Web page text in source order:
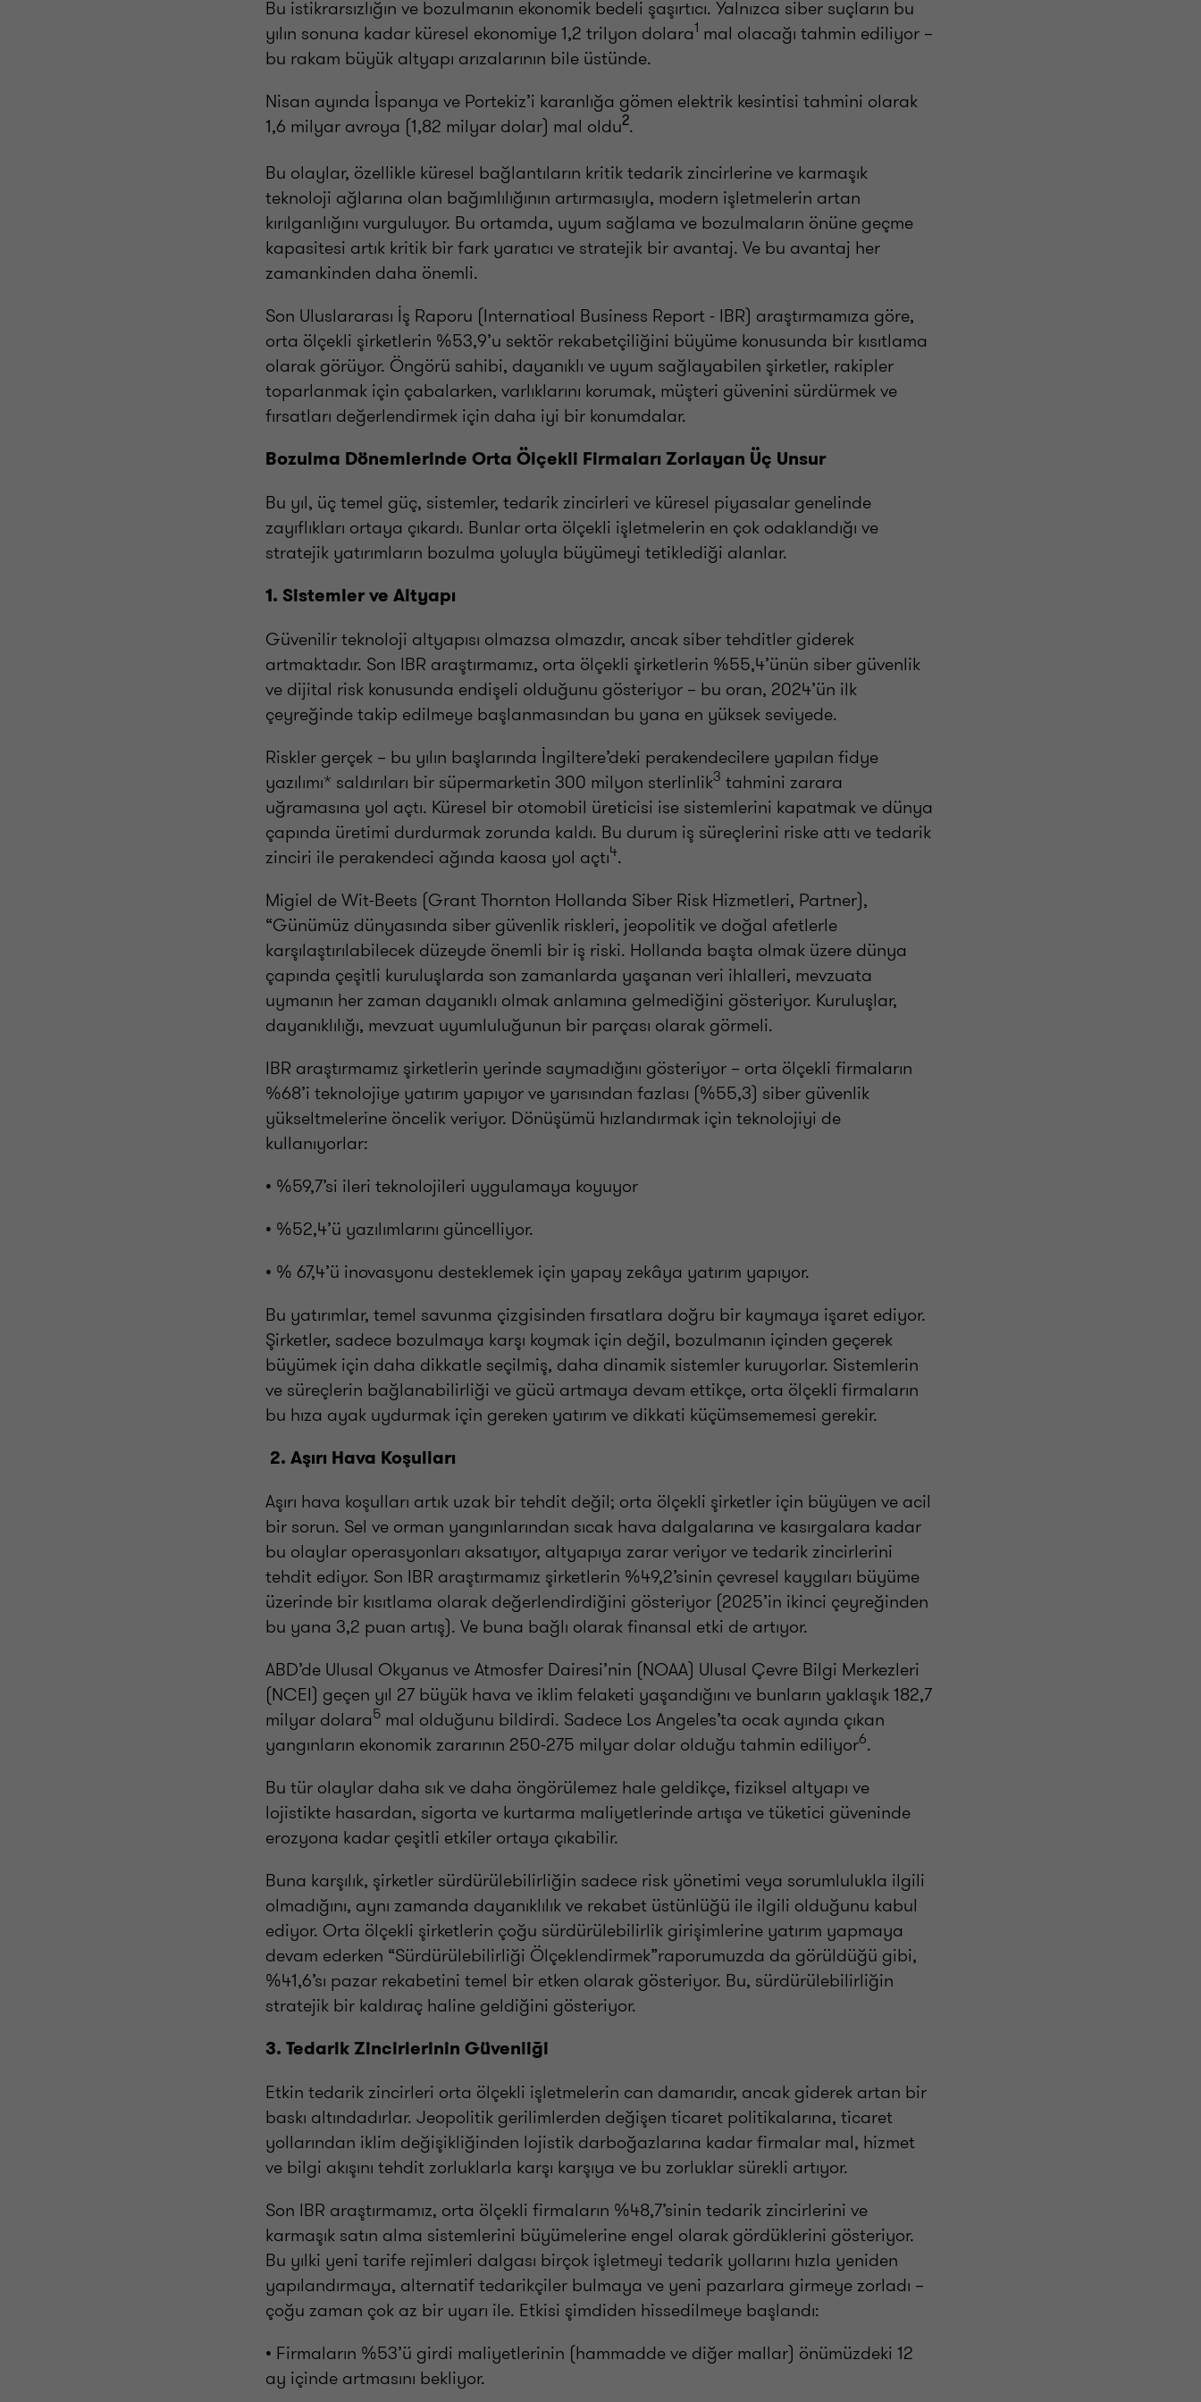
Bu istikrarsızlığın ve bozulmanın ekonomik bedeli şaşırtıcı. Yalnızca siber suçların bu
yılın sonuna kadar küresel ekonomiye 1,2 trilyon dolara1 mal olacağı tahmin ediliyor –
bu rakam büyük altyapı arızalarının bile üstünde.
Nisan ayında İspanya ve Portekiz’i karanlığa gömen elektrik kesintisi tahmini olarak
1,6 milyar avroya (1,82 milyar dolar) mal oldu2.
Bu olaylar, özellikle küresel bağlantıların kritik tedarik zincirlerine ve karmaşık
teknoloji ağlarına olan bağımlılığının artırmasıyla, modern işletmelerin artan
kırılganlığını vurguluyor. Bu ortamda, uyum sağlama ve bozulmaların önüne geçme
kapasitesi artık kritik bir fark yaratıcı ve stratejik bir avantaj. Ve bu avantaj her
zamankinden daha önemli.
Son Uluslararası İş Raporu (Internatioal Business Report - IBR) araştırmamıza göre,
orta ölçekli şirketlerin %53,9’u sektör rekabetçiliğini büyüme konusunda bir kısıtlama
olarak görüyor. Öngörü sahibi, dayanıklı ve uyum sağlayabilen şirketler, rakipler
toparlanmak için çabalarken, varlıklarını korumak, müşteri güvenini sürdürmek ve
fırsatları değerlendirmek için daha iyi bir konumdalar.
Bozulma Dönemlerinde Orta Ölçekli Firmaları Zorlayan Üç Unsur
Bu yıl, üç temel güç, sistemler, tedarik zincirleri ve küresel piyasalar genelinde
zayıflıkları ortaya çıkardı. Bunlar orta ölçekli işletmelerin en çok odaklandığı ve
stratejik yatırımların bozulma yoluyla büyümeyi tetiklediği alanlar.
1. Sistemler ve Altyapı
Güvenilir teknoloji altyapısı olmazsa olmazdır, ancak siber tehditler giderek
artmaktadır. Son IBR araştırmamız, orta ölçekli şirketlerin %55,4’ünün siber güvenlik
ve dijital risk konusunda endişeli olduğunu gösteriyor – bu oran, 2024’ün ilk
çeyreğinde takip edilmeye başlanmasından bu yana en yüksek seviyede.
Riskler gerçek – bu yılın başlarında İngiltere’deki perakendecilere yapılan fidye
yazılımı* saldırıları bir süpermarketin 300 milyon sterlinlik3 tahmini zarara
uğramasına yol açtı. Küresel bir otomobil üreticisi ise sistemlerini kapatmak ve dünya
çapında üretimi durdurmak zorunda kaldı. Bu durum iş süreçlerini riske attı ve tedarik
zinciri ile perakendeci ağında kaosa yol açtı4.
Migiel de Wit-Beets (Grant Thornton Hollanda Siber Risk Hizmetleri, Partner),
“Günümüz dünyasında siber güvenlik riskleri, jeopolitik ve doğal afetlerle
karşılaştırılabilecek düzeyde önemli bir iş riski. Hollanda başta olmak üzere dünya
çapında çeşitli kuruluşlarda son zamanlarda yaşanan veri ihlalleri, mevzuata
uymanın her zaman dayanıklı olmak anlamına gelmediğini gösteriyor. Kuruluşlar,
dayanıklılığı, mevzuat uyumluluğunun bir parçası olarak görmeli.
IBR araştırmamız şirketlerin yerinde saymadığını gösteriyor – orta ölçekli firmaların
%68’i teknolojiye yatırım yapıyor ve yarısından fazlası (%55,3) siber güvenlik
yükseltmelerine öncelik veriyor. Dönüşümü hızlandırmak için teknolojiyi de
kullanıyorlar:
• %59,7’si ileri teknolojileri uygulamaya koyuyor
• %52,4’ü yazılımlarını güncelliyor.
• % 67,4’ü inovasyonu desteklemek için yapay zekâya yatırım yapıyor.
Bu yatırımlar, temel savunma çizgisinden fırsatlara doğru bir kaymaya işaret ediyor.
Şirketler, sadece bozulmaya karşı koymak için değil, bozulmanın içinden geçerek
büyümek için daha dikkatle seçilmiş, daha dinamik sistemler kuruyorlar. Sistemlerin
ve süreçlerin bağlanabilirliği ve gücü artmaya devam ettikçe, orta ölçekli firmaların
bu hıza ayak uydurmak için gereken yatırım ve dikkati küçümsememesi gerekir.
2. Aşırı Hava Koşulları
Aşırı hava koşulları artık uzak bir tehdit değil; orta ölçekli şirketler için büyüyen ve acil
bir sorun. Sel ve orman yangınlarından sıcak hava dalgalarına ve kasırgalara kadar
bu olaylar operasyonları aksatıyor, altyapıya zarar veriyor ve tedarik zincirlerini
tehdit ediyor. Son IBR araştırmamız şirketlerin %49,2’sinin çevresel kaygıları büyüme
üzerinde bir kısıtlama olarak değerlendirdiğini gösteriyor (2025’in ikinci çeyreğinden
bu yana 3,2 puan artış). Ve buna bağlı olarak finansal etki de artıyor.
ABD’de Ulusal Okyanus ve Atmosfer Dairesi’nin (NOAA) Ulusal Çevre Bilgi Merkezleri
(NCEI) geçen yıl 27 büyük hava ve iklim felaketi yaşandığını ve bunların yaklaşık 182,7
milyar dolara5 mal olduğunu bildirdi. Sadece Los Angeles’ta ocak ayında çıkan
yangınların ekonomik zararının 250-275 milyar dolar olduğu tahmin ediliyor6.
Bu tür olaylar daha sık ve daha öngörülemez hale geldikçe, fiziksel altyapı ve
lojistikte hasardan, sigorta ve kurtarma maliyetlerinde artışa ve tüketici güveninde
erozyona kadar çeşitli etkiler ortaya çıkabilir.
Buna karşılık, şirketler sürdürülebilirliğin sadece risk yönetimi veya sorumlulukla ilgili
olmadığını, aynı zamanda dayanıklılık ve rekabet üstünlüğü ile ilgili olduğunu kabul
ediyor. Orta ölçekli şirketlerin çoğu sürdürülebilirlik girişimlerine yatırım yapmaya
devam ederken “Sürdürülebilirliği Ölçeklendirmek”raporumuzda da görüldüğü gibi,
%41,6’sı pazar rekabetini temel bir etken olarak gösteriyor. Bu, sürdürülebilirliğin
stratejik bir kaldıraç haline geldiğini gösteriyor.
3. Tedarik Zincirlerinin Güvenliği
Etkin tedarik zincirleri orta ölçekli işletmelerin can damarıdır, ancak giderek artan bir
baskı altındadırlar. Jeopolitik gerilimlerden değişen ticaret politikalarına, ticaret
yollarından iklim değişikliğinden lojistik darboğazlarına kadar firmalar mal, hizmet
ve bilgi akışını tehdit zorluklarla karşı karşıya ve bu zorluklar sürekli artıyor.
Son IBR araştırmamız, orta ölçekli firmaların %48,7’sinin tedarik zincirlerini ve
karmaşık satın alma sistemlerini büyümelerine engel olarak gördüklerini gösteriyor.
Bu yılki yeni tarife rejimleri dalgası birçok işletmeyi tedarik yollarını hızla yeniden
yapılandırmaya, alternatif tedarikçiler bulmaya ve yeni pazarlara girmeye zorladı –
çoğu zaman çok az bir uyarı ile. Etkisi şimdiden hissedilmeye başlandı:
• Firmaların %53’ü girdi maliyetlerinin (hammadde ve diğer mallar) önümüzdeki 12
ay içinde artmasını bekliyor.